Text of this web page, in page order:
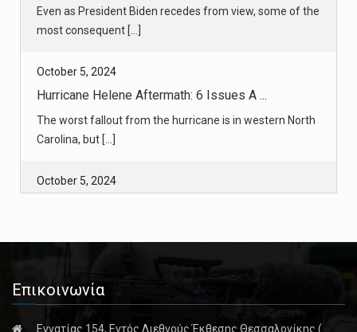
October 5, 2024
Hurricane Helene Aftermath: 6 Issues A ...
Carolina, but [...]
October 5, 2024
Hurricane Helene Ravaged North Carolin ...
Carolina-Tennessee bo [...]
Downed trees and flooding have left the trail impassable
in many of th [...]
Επικοινωνία